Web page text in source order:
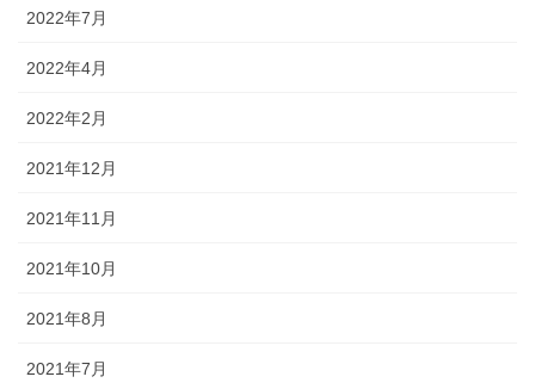
2022年7月
2022年4月
2022年2月
2021年12月
2021年11月
2021年10月
2021年8月
2021年7月